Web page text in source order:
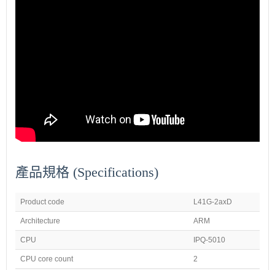
產品規格 (Specifications)
Product code L41G-2axD
Architecture ARM
CPU IPQ-5010
CPU core count 2